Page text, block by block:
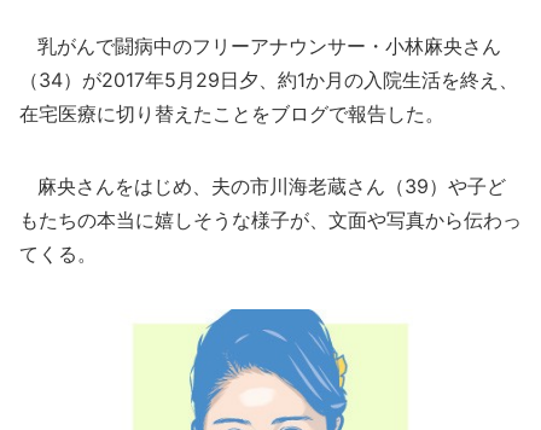
乳がんで闘病中のフリーアナウンサー・小林麻央さん
（34）が2017年5月29日夕、約1か月の入院生活を終え、
在宅医療に切り替えたことをブログで報告した。
麻央さんをはじめ、夫の市川海老蔵さん（39）や子ど
もたちの本当に嬉しそうな様子が、文面や写真から伝わっ
てくる。